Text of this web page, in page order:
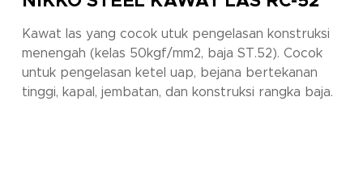
Kawat las yang cocok utuk pengelasan konstruksi
menengah (kelas 50kgf/mm2, baja ST.52). Cocok
untuk pengelasan ketel uap, bejana bertekanan
tinggi, kapal, jembatan, dan konstruksi rangka baja.